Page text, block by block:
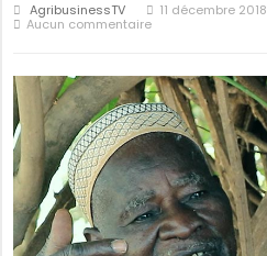
AgribusinessTV 11 décembre 2018
Aucun commentaire